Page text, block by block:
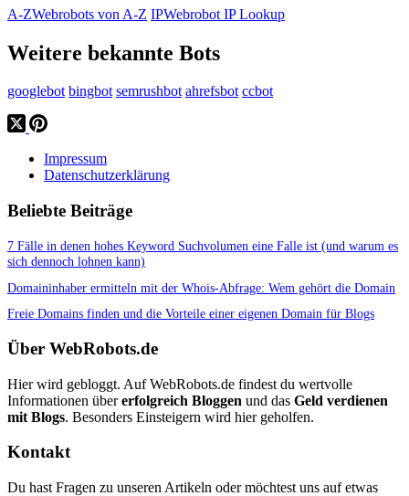
A-ZWebrobots von A-Z IPWebrobot IP Lookup
Weitere bekannte Bots
googlebot bingbot semrushbot ahrefsbot ccbot
Impressum
Datenschutzerklärung
Beliebte Beiträge
7 Fälle in denen hohes Keyword Suchvolumen eine Falle ist (und warum es
sich dennoch lohnen kann)
Domaininhaber ermitteln mit der Whois-Abfrage: Wem gehört die Domain
Freie Domains finden und die Vorteile einer eigenen Domain für Blogs
Über WebRobots.de
Hier wird gebloggt. Auf WebRobots.de findest du wertvolle
Informationen übererfolgreich Bloggen und das Geld verdienen
mit Blogs. Besonders Einsteigern wird hier geholfen.
Kontakt
Du hast Fragen zu unseren Artikeln oder möchtest uns auf etwas